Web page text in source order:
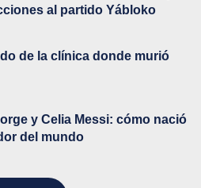
al partido Yábloko
de la clínica donde murió
y Celia Messi: cómo nació
del mundo